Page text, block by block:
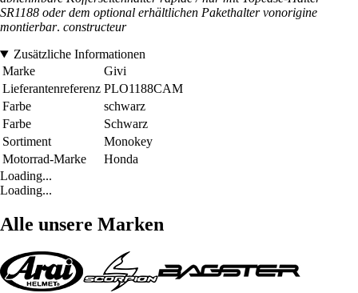
SR1188 oder dem optional erhältlichen Pakethalter vonorigine
montierbar. constructeur
Zusätzliche Informationen
Marke
Givi
Lieferantenreferenz PLO1188CAM
Farbe
schwarz
Farbe
Schwarz
Sortiment
Monokey
Motorrad-Marke
Honda
Loading...
Loading...
Alle unsere Marken